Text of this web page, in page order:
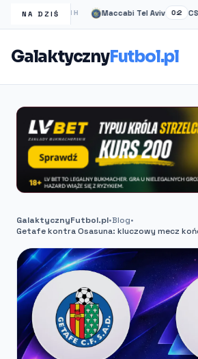
NA DZIŚ
Rangers 1H Maccabi Tel Aviv 0:2 CSKA
GalaktycznyFutbol.pl
GalaktycznyFutbol.pl•Blog•
Getafe kontra Osasuna: kluczowy mecz